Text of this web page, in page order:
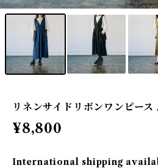
リネンサイドリボンワンピー
¥8,800
International shipping